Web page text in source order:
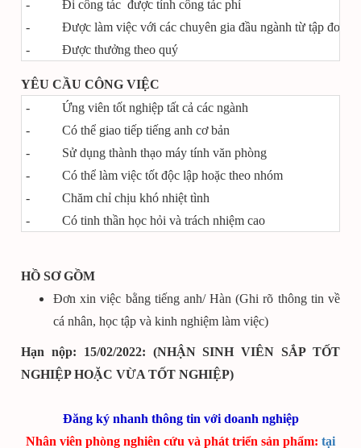
- Đi công tác được tính công tác phí
- Được làm việc với các chuyên gia đầu ngành từ tập đoàn
- Được thưởng theo quý
YÊU CẦU CÔNG VIỆC
- Ứng viên tốt nghiệp tất cả các ngành
- Có thể giao tiếp tiếng anh cơ bản
- Sử dụng thành thạo máy tính văn phòng
- Có thể làm việc tốt độc lập hoặc theo nhóm
- Chăm chỉ chịu khó nhiệt tình
- Có tinh thần học hỏi và trách nhiệm cao
HỒ SƠ GỒM
Đơn xin việc bằng tiếng anh/ Hàn (Ghi rõ thông tin về
cá nhân, học tập và kinh nghiệm làm việc)
Hạn nộp: 15/02/2022: (NHẬN SINH VIÊN SẮP TỐT
NGHIỆP HOẶC VỪA TỐT NGHIỆP)
Đăng ký nhanh thông tin với doanh nghiệp
Nhân viên phòng nghiên cứu và phát triển sản phẩm: tại